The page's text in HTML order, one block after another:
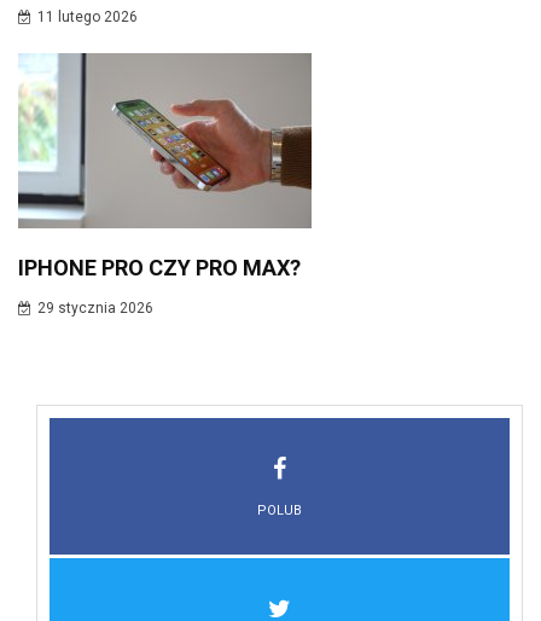
11 lutego 2026
IPHONE PRO CZY PRO MAX?
29 stycznia 2026
POLUB